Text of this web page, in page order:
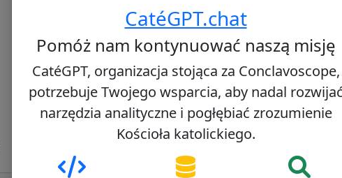
Cardinal Marx calls for change in church
Cardinal Marx, Top Advisor to Pope Francis,
CatéGPT.chat
Pomóż nam kontynuować naszą misję
CatéGPT, organizacja stojąca za Conclavoscope,
potrzebuje Twojego wsparcia, aby nadal
narzędzia analityczne i pogłębiać zrozumienie
Kościoła katolickiego.